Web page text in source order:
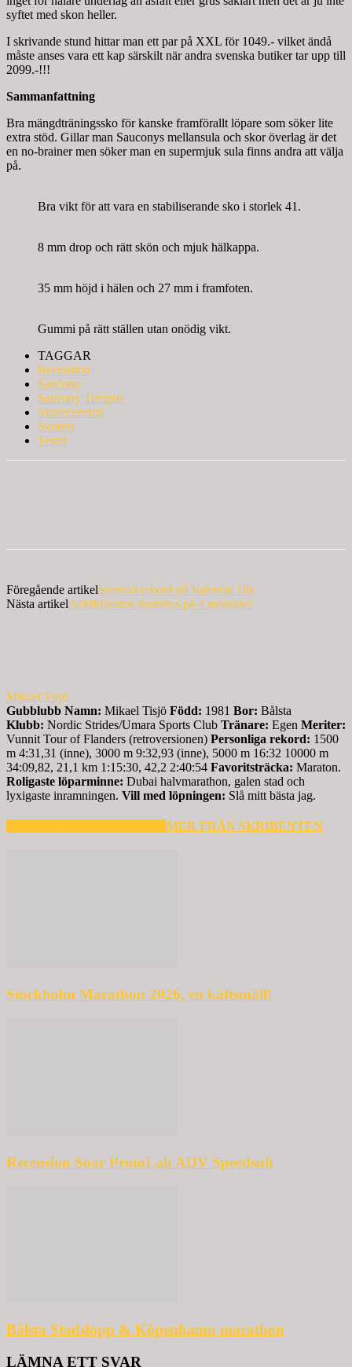
syftet med skon heller.
I skrivande stund hittar man ett par på XXL för 1049.- vilket ändå
måste anses vara ett kap särskilt när andra svenska butiker tar upp till
2099.-!!!
Sammanfattning
Bra mängdträningssko för kanske framförallt löpare som söker lite
extra stöd. Gillar man Sauconys mellansula och skor överlag är det
en no-brainer men söker man en supermjuk sula finns andra att välja
på.
Bra vikt för att vara en stabiliserande sko i storlek 41.
8 mm drop och rätt skön och mjuk hälkappa.
35 mm höjd i hälen och 27 mm i framfoten.
Gummi på rätt ställen utan onödig vikt.
TAGGAR
Recension
Saucony
Saucony Tempus
Skorecension
Skotest
Tester
Föregående artikelSvenskt rekord på Valencia 10k
Nästa artikelAcidMaraton inomhus på 4 maskiner
Mikael Tisjö
Gubblubb Namn: Mikael Tisjö Född: 1981 Bor: Bålsta
Klubb: Nordic Strides/Umara Sports Club Tränare: Egen Meriter:
Vunnit Tour of Flanders (retroversionen) Personliga rekord: 1500
m 4:31,31 (inne), 3000 m 9:32,93 (inne), 5000 m 16:32 10000 m
34:09,82, 21,1 km 1:15:30, 42,2 2:40:54 Favoritsträcka: Maraton.
Roligaste löparminne: Dubai halvmarathon, galen stad och
lyxigaste inramningen. Vill med löpningen: Slå mitt bästa jag.
MER FRÅN SKRIBENTEN
Stockholm Marathon 2026, en käftsmäll!
Recension Soar ProtoLab ADV Speedsuit
Bålsta Stadslopp & Köpenhamn marathon
LÄMNA ETT SVAR